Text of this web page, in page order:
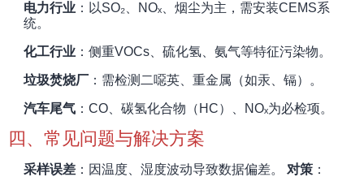
电力行业 ：以SO₂、NOₓ、烟尘为主，需安装CEMS系
统。
化工行业 ：侧重VOCs、硫化氢、氨气等特征污染物。
垃圾焚烧厂 ：需检测二噁英、重金属（如汞、镉）。
汽车尾气 ：CO、碳氢化合物（HC）、NOₓ为必检项。
四、常见问题与解决方案
采样误差 ：因温度、湿度波动导致数据偏差。 对策 ：